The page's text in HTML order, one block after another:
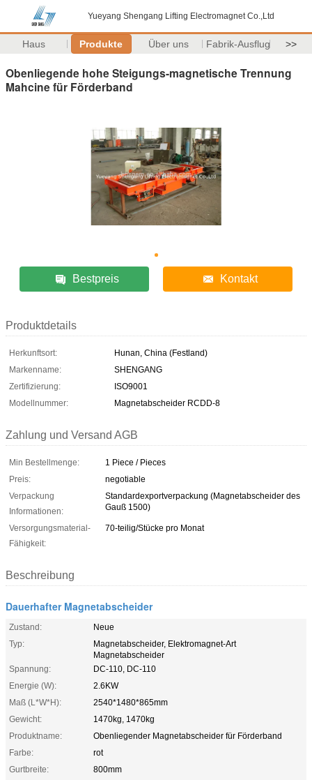
Yueyang Shengang Lifting Electromagnet Co.,Ltd
Haus Produkte Über uns Fabrik-Ausflug >>
Obenliegende hohe Steigungs-magnetische Trennung
Mahcine für Förderband
Bestpreis Kontakt
Produktdetails
Herkunftsort:
Hunan, China (Festland)
Markenname:
SHENGANG
Zertifizierung:
ISO9001
Modellnummer:
Magnetabscheider RCDD-8
Zahlung und Versand AGB
Min Bestellmenge:
1 Piece / Pieces
Preis:
negotiable
Verpackung
Informationen:
Standardexportverpackung (Magnetabscheider des
Gauß 1500)
Versorgungsmaterial-
Fähigkeit:
70-teilig/Stücke pro Monat
Beschreibung
Dauerhafter Magnetabscheider
Zustand:
Neue
Typ:
Magnetabscheider, Elektromagnet-Art
Magnetabscheider
Spannung:
DC-110, DC-110
Energie (W):
2.6KW
Maß (L*W*H):
2540*1480*865mm
Gewicht:
1470kg, 1470kg
Produktname:
Obenliegender Magnetabscheider für Förderband
Farbe:
rot
Gurtbreite:
800mm